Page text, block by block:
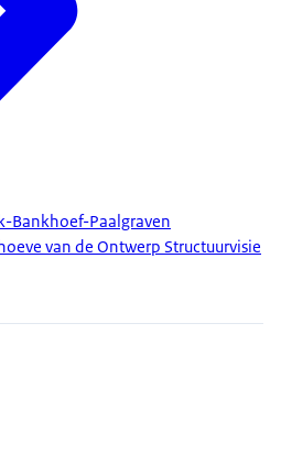
Bankhoef-Paalgraven
van de Ontwerp Structuurvisie